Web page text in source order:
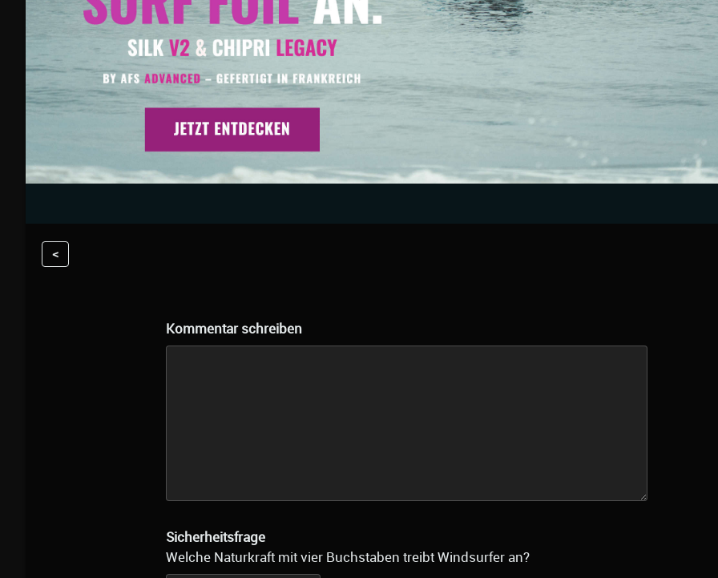
<
Kommentar schreiben
Sicherheitsfrage
Welche Naturkraft mit vier Buchstaben treibt Windsurfer an?